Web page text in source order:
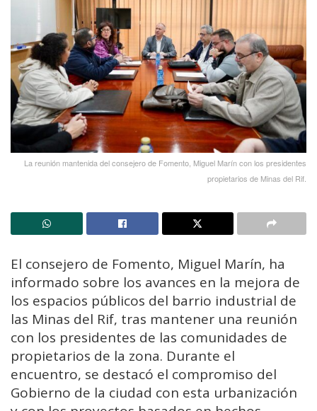
La reunión mantenida del consejero de Fomento, Miguel Marín con los presidentes
propietarios de Minas del Rif.
El consejero de Fomento, Miguel Marín, ha
informado sobre los avances en la mejora de
los espacios públicos del barrio industrial de
las Minas del Rif, tras mantener una reunión
con los presidentes de las comunidades de
propietarios de la zona. Durante el
encuentro, se destacó el compromiso del
Gobierno de la ciudad con esta urbanización